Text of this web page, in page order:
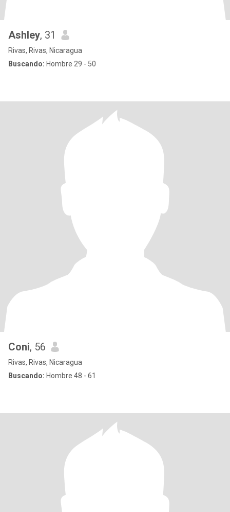
Ashley, 31
Rivas, Rivas, Nicaragua
Buscando: Hombre 29 - 50
Coni, 56
Rivas, Rivas, Nicaragua
Buscando: Hombre 48 - 61